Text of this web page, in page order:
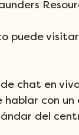
puede
chat en
con
del